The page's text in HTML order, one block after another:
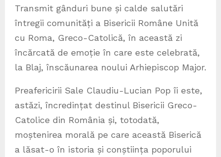
Transmit gânduri bune și calde salutări
întregii comunități a Bisericii Române Unită
cu Roma, Greco-Catolică, în această zi
încărcată de emoție în care este celebrată,
la Blaj, înscăunarea noului Arhiepiscop Major.
Preafericirii Sale Claudiu-Lucian Pop îi este,
astăzi, încredințat destinul Bisericii Greco-
Catolice din România și, totodată,
moștenirea morală pe care această Biserică
a lăsat-o în istoria și conștiința poporului